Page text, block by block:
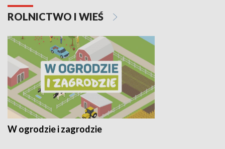
ROLNICTWO I WIEŚ
W ogrodzie i zagrodzie